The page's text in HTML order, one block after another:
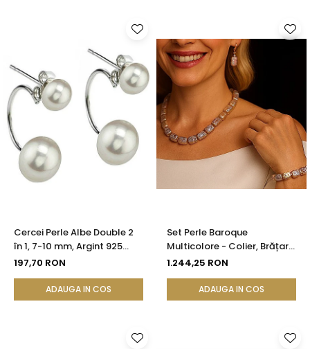
Cercei Perle Albe Double 2
în 1, 7-10 mm, Argint 925
Placat cu Platină |
197,70 RON
ADAUGA IN COS
Set Perle Baroque
Multicolore - Colier, Brățară
și Cercei, Argint 925 |
1.244,25 RON
ADAUGA IN COS